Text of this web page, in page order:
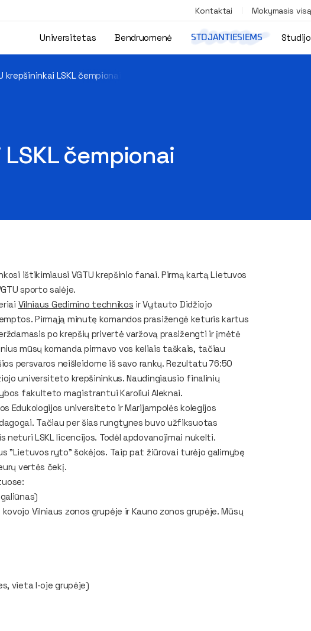
Kontaktai Mokymasis
Universitetas Bendruomenė STOJANTIESIEMS
krepšininkai LSKL čempionai
čempionai
ištikimiausi VGTU krepšinio fanai. Pirmą kartą Lietuvos
sporto salėje.
Vilniaus Gedimino technikos ir Vytauto Didžiojo
Pirmąją minutę komandos prasižengė keturis kartus
po krepšių privertė varžovą prasižengti ir įmėtė
mūsų komanda pirmavo vos keliais taškais, tačiau
persvaros neišleidome iš savo rankų. Rezultatu 76:50
universiteto krepšininkus. Naudingiausio finalinių
fakulteto magistrantui Karoliui Aleknai.
Edukologijos universiteto ir Marijampolės kolegijos
Tačiau per šias rungtynes buvo užfiksuotas
LSKL licencijos. Todėl apdovanojimai nukelti.
"Lietuvos ryto" šokėjos. Taip pat žiūrovai turėjo galimybę
vertės čekį.
Vilniaus zonos grupėje ir Kauno zonos grupėje. Mūsų
vieta I-oje grupėje)